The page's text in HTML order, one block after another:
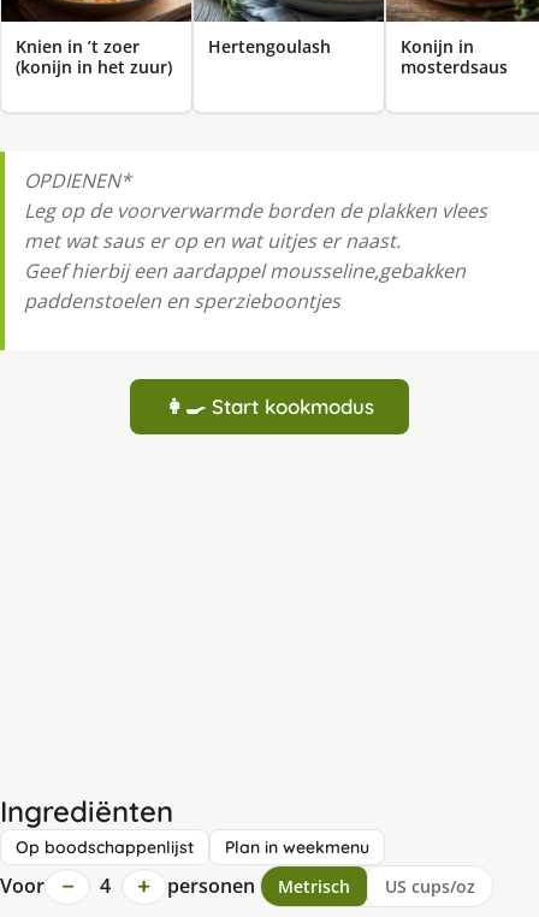
Knien in ’t zoer
(konijn in het zuur)
Hertengoulash
Konijn in
mosterdsaus
OPDIENEN*
Leg op de voorverwarmde borden de plakken vlees
met wat saus er op en wat uitjes er naast.
Geef hierbij een aardappel mousseline,gebakken
paddenstoelen en sperzieboontjes
👩‍🍳 Start kookmodus
Ingrediënten
Op boodschappenlijst Plan in weekmenu
Voor − 4 + personen Metrisch US cups/oz